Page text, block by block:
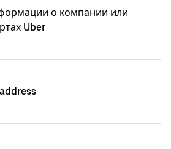
о компании или
Uber